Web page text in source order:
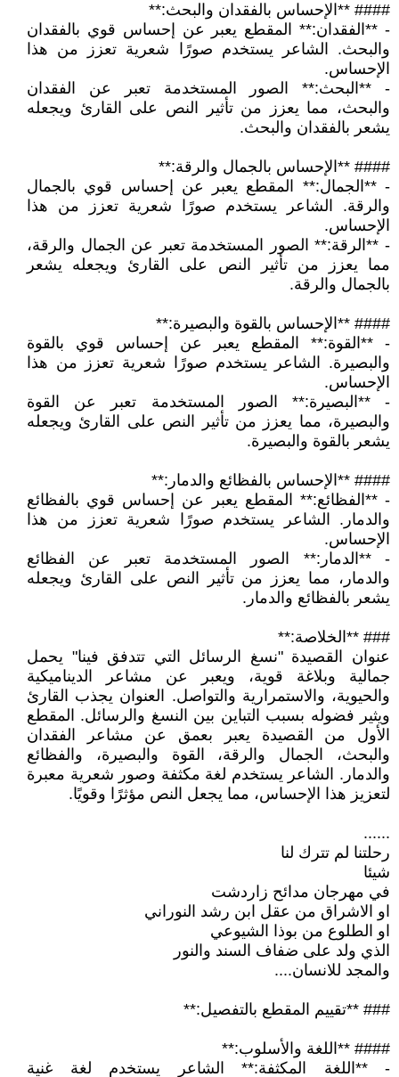
#### **الإحساس بالفقدان والبحث:**
- **الفقدان:** المقطع يعبر عن إحساس قوي بالفقدان
والبحث. الشاعر يستخدم صورًا شعرية تعزز من هذا
الإحساس.
- **البحث:** الصور المستخدمة تعبر عن الفقدان
والبحث، مما يعزز من تأثير النص على القارئ ويجعله
يشعر بالفقدان والبحث.
#### **الإحساس بالجمال والرقة:**
- **الجمال:** المقطع يعبر عن إحساس قوي بالجمال
والرقة. الشاعر يستخدم صورًا شعرية تعزز من هذا
الإحساس.
- **الرقة:** الصور المستخدمة تعبر عن الجمال والرقة،
مما يعزز من تأثير النص على القارئ ويجعله يشعر
بالجمال والرقة.
#### **الإحساس بالقوة والبصيرة:**
- **القوة:** المقطع يعبر عن إحساس قوي بالقوة
والبصيرة. الشاعر يستخدم صورًا شعرية تعزز من هذا
الإحساس.
- **البصيرة:** الصور المستخدمة تعبر عن القوة
والبصيرة، مما يعزز من تأثير النص على القارئ ويجعله
يشعر بالقوة والبصيرة.
#### **الإحساس بالفظائع والدمار:**
- **الفظائع:** المقطع يعبر عن إحساس قوي بالفظائع
والدمار. الشاعر يستخدم صورًا شعرية تعزز من هذا
الإحساس.
- **الدمار:** الصور المستخدمة تعبر عن الفظائع
والدمار، مما يعزز من تأثير النص على القارئ ويجعله
يشعر بالفظائع والدمار.
### **الخلاصة:**
عنوان القصيدة "نسغ الرسائل التي تتدفق فينا" يحمل
جمالية وبلاغة قوية، ويعبر عن مشاعر الديناميكية
والحيوية، والاستمرارية والتواصل. العنوان يجذب القارئ
ويثير فضوله بسبب التباين بين النسغ والرسائل. المقطع
الأول من القصيدة يعبر بعمق عن مشاعر الفقدان
والبحث، الجمال والرقة، القوة والبصيرة، والفظائع
والدمار. الشاعر يستخدم لغة مكثفة وصور شعرية معبرة
لتعزيز هذا الإحساس، مما يجعل النص مؤثرًا وقويًا.
......
رحلتنا لم تترك لنا
شيئا
في مهرجان مدائح زاردشت
او الاشراق من عقل ابن رشد النوراني
او الطلوع من بوذا الشيوعي
الذي ولد على ضفاف السند والنور
والمجد للانسان....
### **تقييم المقطع بالتفصيل:**
#### **اللغة والأسلوب:**
- **اللغة المكثفة:** الشاعر يستخدم لغة غنية